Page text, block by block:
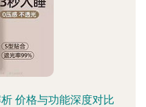
价格与功能深度对比